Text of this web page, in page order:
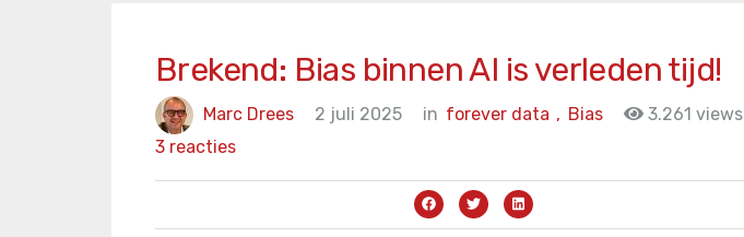
Brekend: Bias binnen AI is verleden tijd!
Marc Drees 2 juli 2025 in Bias
forever data ,
3.261 views
3 reacties